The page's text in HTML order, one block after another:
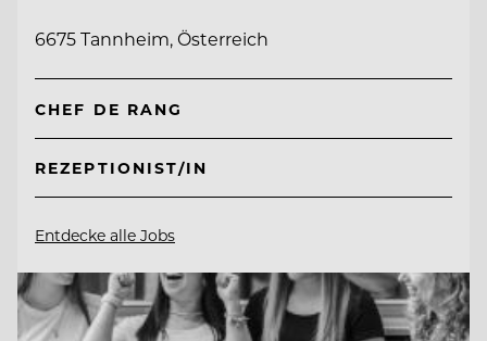
6675 Tannheim, Österreich
CHEF DE RANG
REZEPTIONIST/IN
Entdecke alle Jobs